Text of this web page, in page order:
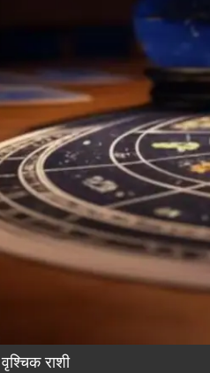
वृश्चिक राशी